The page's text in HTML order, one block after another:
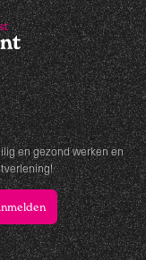
en gezond werken en